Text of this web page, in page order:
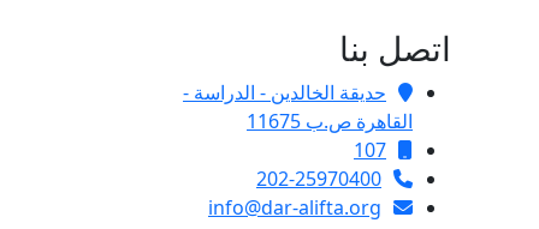
اتصل بنا
حديقة الخالدين - الدراسة -
القاهرة ص.ب 11675
107
202-25970400
info@dar-alifta.org